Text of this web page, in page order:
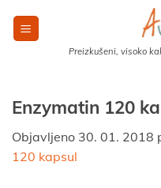
Preizkušeni, visoko
Enzymatin 120
Objavljeno 30. 01. 2018
120 kapsul